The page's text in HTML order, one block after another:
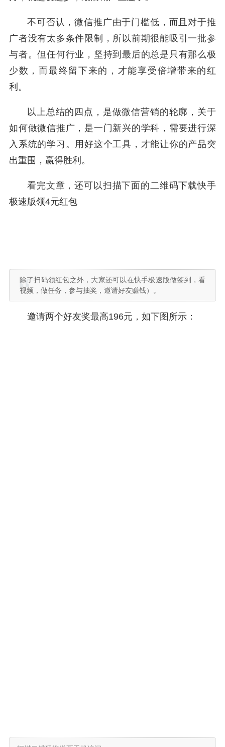
不可否认，微信推广由于门槛低，而且对于推
广者没有太多条件限制，所以前期很能吸引一批参
与者。但任何行业，坚持到最后的总是只有那么极
少数，而最终留下来的，才能享受倍增带来的红
利。
以上总结的四点，是做微信营销的轮廓，关于
如何做微信推广，是一门新兴的学科，需要进行深
入系统的学习。用好这个工具，才能让你的产品突
出重围，赢得胜利。
看完文章，还可以扫描下面的二维码下载快手
极速版领4元红包
除了扫码领红包之外，大家还可以在快手极速版做签到，看
视频，做任务，参与抽奖，邀请好友赚钱）。
邀请两个好友奖最高196元，如下图所示：